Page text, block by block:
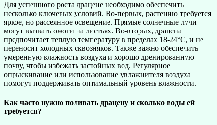
Для успешного роста драцене необходимо обеспечить
несколько ключевых условий. Во-первых, растению требуется
яркое, но рассеянное освещение. Прямые солнечные лучи
могут вызвать ожоги на листьях. Во-вторых, драцена
предпочитает теплую температуру в пределах 18-24°C, и не
переносит холодных сквозняков. Также важно обеспечить
умеренную влажность воздуха и хорошо дренированную
почву, чтобы избежать застойных вод. Регулярное
опрыскивание или использование увлажнителя воздуха
помогут поддерживать оптимальный уровень влажности.
Как часто нужно поливать драцену и сколько воды ей
требуется?